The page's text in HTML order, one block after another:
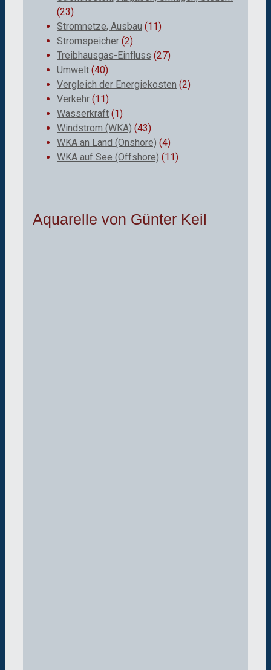
(23)
Stromnetze, Ausbau (11)
Stromspeicher (2)
Treibhausgas-Einfluss (27)
Umwelt (40)
Vergleich der Energiekosten (2)
Verkehr (11)
Wasserkraft (1)
Windstrom (WKA) (43)
WKA an Land (Onshore) (4)
WKA auf See (Offshore) (11)
Aquarelle von Günter Keil